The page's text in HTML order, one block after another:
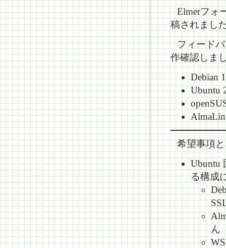
Elmerフォ
稿されまし
フィード
作確認しま
Debian
Ubuntu
希望事項
Ubuntu
る構成
ん